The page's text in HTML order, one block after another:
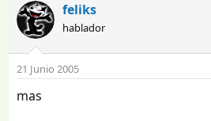
feliks
hablador
21 Junio 2005
mas